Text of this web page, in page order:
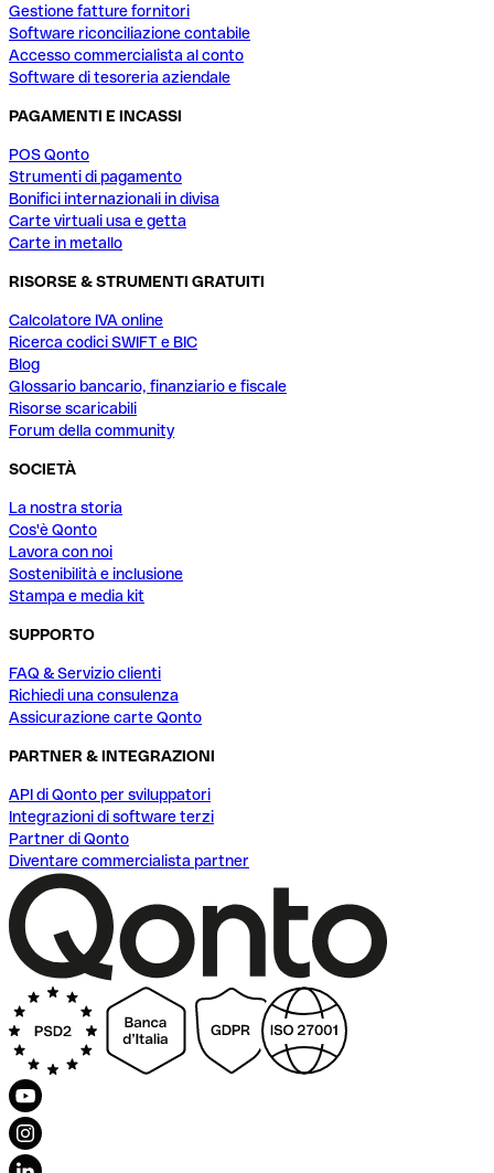
Gestione fatture fornitori
Software riconciliazione contabile
Accesso commercialista al conto
Software di tesoreria aziendale
PAGAMENTI E INCASSI
POS Qonto
Strumenti di pagamento
Bonifici internazionali in divisa
Carte virtuali usa e getta
Carte in metallo
RISORSE & STRUMENTI GRATUITI
Calcolatore IVA online
Ricerca codici SWIFT e BIC
Blog
Glossario bancario, finanziario e fiscale
Risorse scaricabili
Forum della community
SOCIETÀ
La nostra storia
Cos'è Qonto
Lavora con noi
Sostenibilità e inclusione
Stampa e media kit
SUPPORTO
FAQ & Servizio clienti
Richiedi una consulenza
Assicurazione carte Qonto
PARTNER & INTEGRAZIONI
API di Qonto per sviluppatori
Integrazioni di software terzi
Partner di Qonto
Diventare commercialista partner